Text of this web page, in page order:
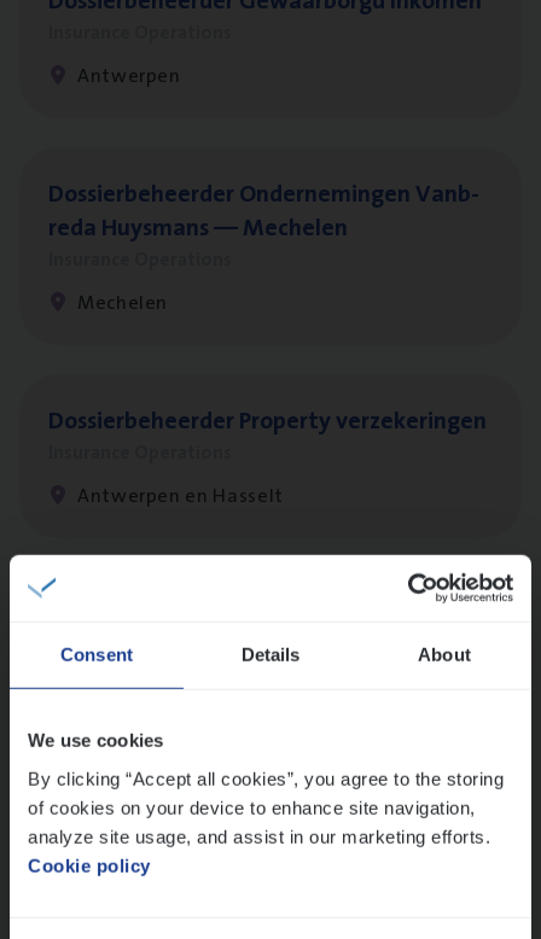
Consent Details About
We use cookies
By clicking “Accept all cookies”, you agree to the storing
of cookies on your device to enhance site navigation,
analyze site usage, and assist in our marketing efforts.
Cookie policy
Antwerpen
Dos­sier­be­heer­der Onder­ne­min­gen Van­b­
re­da Huys­mans — Mechelen
Mechelen
Dos­sier­be­heer­der Pro­per­ty verzekeringen
Antwerpen en Hasselt
Insurance Operations
Antwerpen
Busi­ness Mana­ger Mari­ne Cargo
People Management, Sales Management
Antwerpen